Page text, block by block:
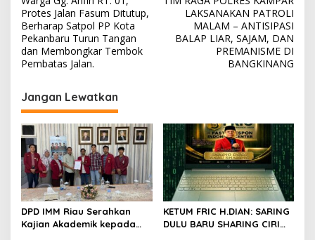
a
v
i
g
a
s
i
p
o
s
Protes Jalan Fasum Ditutup,
Berharap Satpol PP Kota
Pekanbaru Turun Tangan
dan Membongkar Tembok
Pembatas Jalan.
LAKSANAKAN PATROLI
MALAM – ANTISIPASI
BALAP LIAR, SAJAM, DAN
PREMANISME DI
BANGKINANG
Jangan Lewatkan
DPD IMM Riau Serahkan
Kajian Akademik kepada
KETUM FRIC H.DIAN: SARING
DULU BARU SHARING CIRI